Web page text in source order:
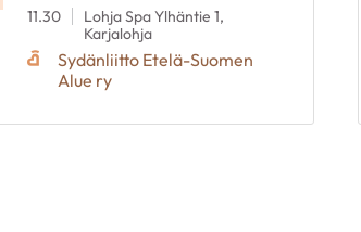
11.30
Lohja Spa Ylhäntie 1,
Karjalohja
Sydänliitto Etelä-Suomen
Alue ry